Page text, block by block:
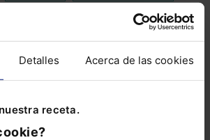
Detalles Acerca de las cookies
receta.
DE LA SEGURIDAD SOCIAL